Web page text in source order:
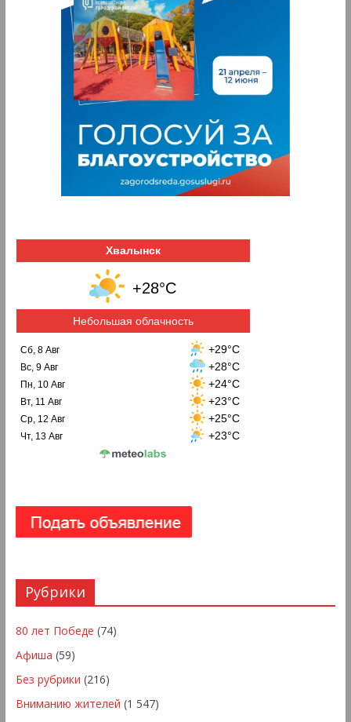
Хвалынск
+28°C
Небольшая облачность
Сб, 8 Авг +29°C
Вс, 9 Авг +28°C
Пн, 10 Авг +24°C
Вт, 11 Авг +23°C
Ср, 12 Авг +25°C
Чт, 13 Авг +23°C
Рубрики
80 лет Победе (74)
Афиша (59)
Без рубрики (216)
Вниманию жителей (1 547)